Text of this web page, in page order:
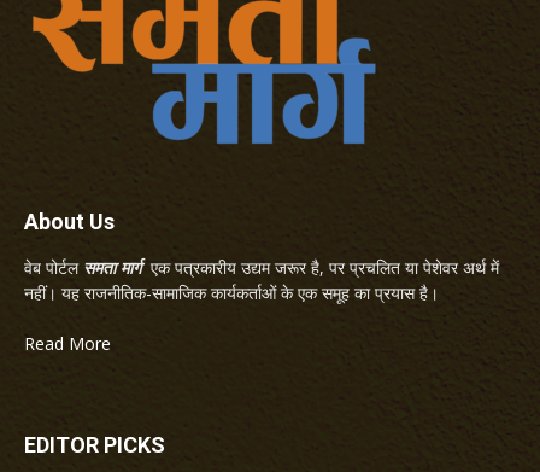
About Us
वेब पोर्टल समता मार्गएक पत्रकारीय उद्यम जरूर है, पर प्रचलित या पेशेवर अर्थ में
नहीं। यह राजनीतिक-सामाजिक कार्यकर्ताओं के एक समूह का प्रयास है।
Read More
EDITOR PICKS